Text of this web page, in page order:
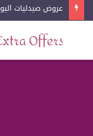
عروض آيفون اليوم
بحث عن